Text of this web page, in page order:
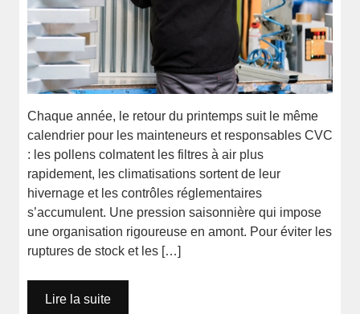
Chaque année, le retour du printemps suit le même
calendrier pour les mainteneurs et responsables CVC
: les pollens colmatent les filtres à air plus
rapidement, les climatisations sortent de leur
hivernage et les contrôles réglementaires
s’accumulent. Une pression saisonnière qui impose
une organisation rigoureuse en amont. Pour éviter les
ruptures de stock et les […]
Lire la suite